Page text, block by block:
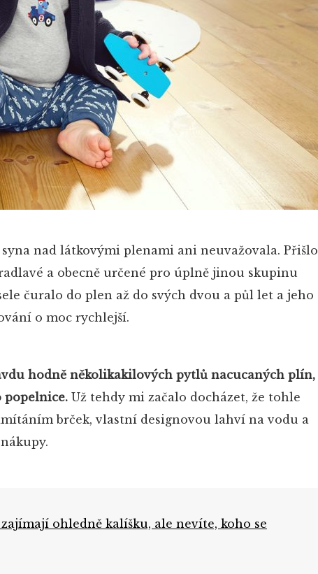
nad látkovými plenami ani neuvažovala. Přišlo
a obecně určené pro úplně jinou skupinu
čuralo do plen až do svých dvou a půl let a jeho
o moc rychlejší.
hodně několikakilových pytlů nacucaných plín,
popelnice. Už tehdy mi začalo docházet, že tohle
brček, vlastní designovou lahví na vodu a
ohledně kalíšku, ale nevíte, koho se